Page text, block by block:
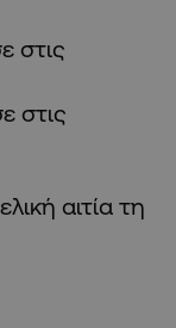
στις
στις
αιτία τη